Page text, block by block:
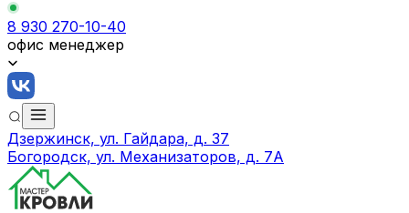
8 930 270-10-40
офис менеджер
Дзержинск, ул. Гайдара, д. 37
Богородск, ул. Механизаторов, д. 7А